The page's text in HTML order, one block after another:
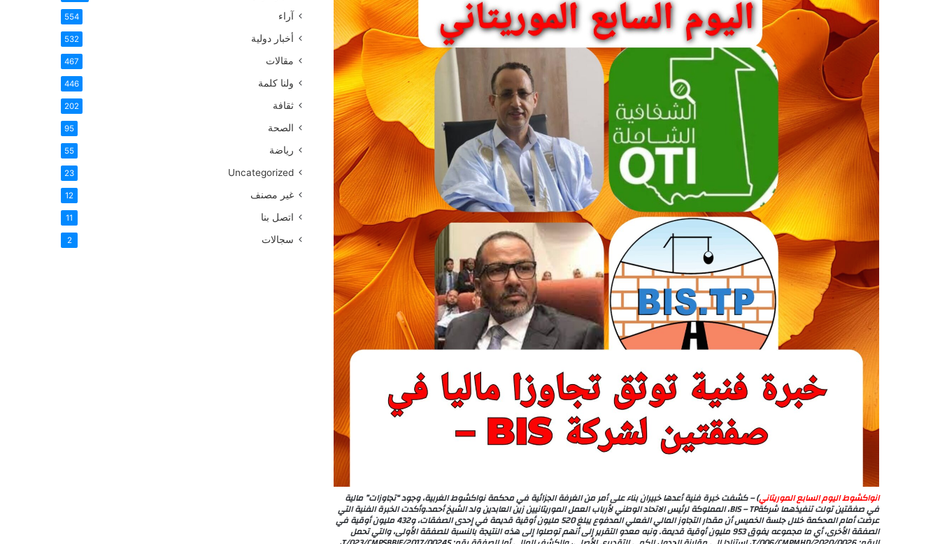
انواكشوط اليوم السابع الموريتاني) – كشفت خبرة فنية أعدها خبيران بناء على أمر من الغرفة الجزائية في محكمة نواكشوط الغربية، وجود “تجاوزات” مالية
في صفقتين تولت تنفيذهما شركةBIS – TP، المملوكة لرئيس الاتحاد الوطني لأرباب العمل الموريتانيين زين العابدين ولد الشيخ أحمد.وأكدت الخبرة الفنية التي
عرضت أمام المحكمة خلال جلسة الخميس أن مقدار التجاوز المالي الفعلي المدفوع يبلغ 520 مليون أوقية قديمة في إحدى الصفقات، و432 مليون أوقية في
الصفقة الأخرى، أي ما مجموعه يفوق 953 مليون أوقية قديمة. ونبه معدو التقرير إلى أنهم توصلوا إلى هذه النتيجة بالنسبة للصفقة الأولى، والتي تحمل
آراء 554
أخبار دولية 532
مقالات 467
ولنا كلمة 446
ثقافة 202
الصحة 95
رياضة 55
Uncategorized
23
غير مصنف 12
اتصل بنا 11
سجالات 2